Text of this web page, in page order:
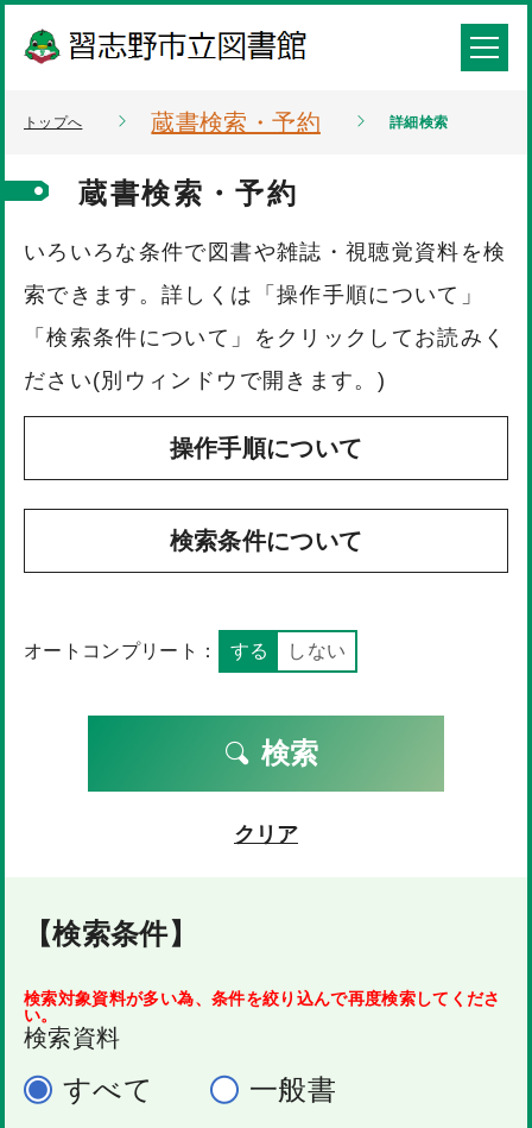
トップへ 蔵書検索・予約 詳細検索
蔵書検索・予約
いろいろな条件で図書や雑誌・視聴覚資料を検
索できます。詳しくは「操作手順について」
「検索条件について」をクリックしてお読みく
ださい(別ウィンドウで開きます。)
操作手順について
検索条件について
オートコンプリート： する しない
検索
クリア
【検索条件】
検索対象資料が多い為、条件を絞り込んで再度検索してくださ
い。
検索資料
すべて 一般書